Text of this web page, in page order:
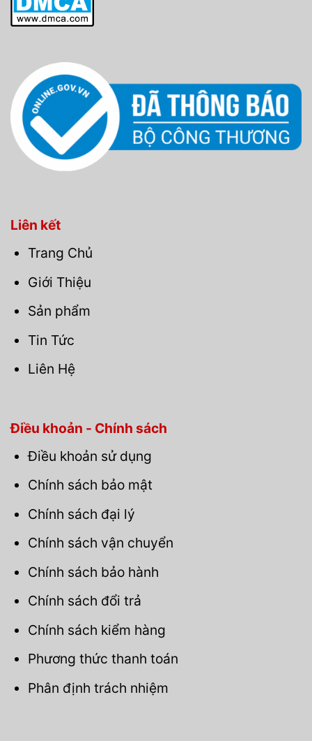
Liên kết
Trang Chủ
Giới Thiệu
Sản phẩm
Tin Tức
Liên Hệ
Điều khoản - Chính sách
Điều khoản sử dụng
Chính sách bảo mật
Chính sách đại lý
Chính sách vận chuyển
Chính sách bảo hành
Chính sách đổi trả
Chính sách kiểm hàng
Phương thức thanh toán
Phân định trách nhiệm